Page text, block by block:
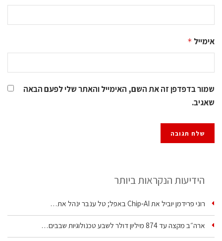
אימייל *
שמור בדפדפן זה את השם, האימייל והאתר שלי לפעם הבאה
שאגיב.
הידיעות הנקראות ביותר
רוני פרידמן יוביל את Chip‑AI באפל; טל ענבר ינהל את…
ארה״ב מקצה עד 874 מיליון דולר לשבע טכנולוגיות שבבים…